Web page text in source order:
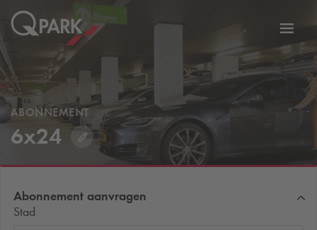
ABONNEMENT
6x24
Abonnement aanvragen
Stad